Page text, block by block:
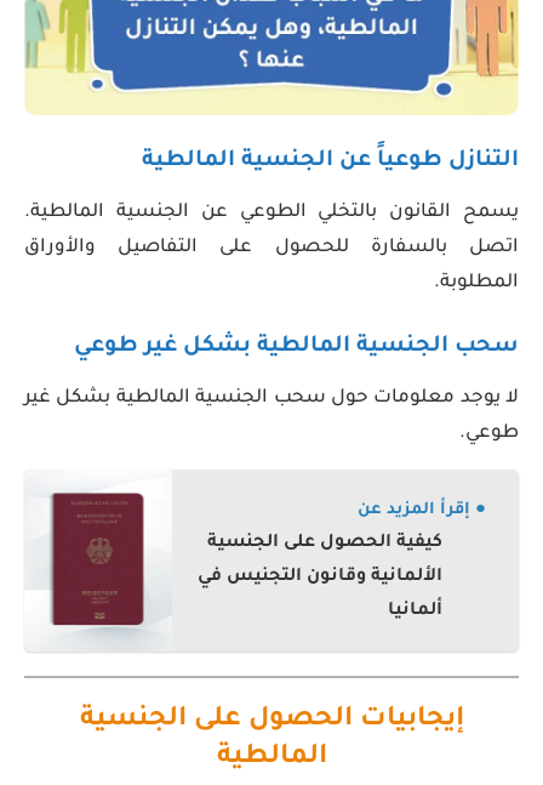
التنازل طوعياً عن الجنسية المالطية
يسمح القانون بالتخلي الطوعي عن الجنسية المالطية.
اتصل بالسفارة للحصول على التفاصيل والأوراق
المطلوبة.
سحب الجنسية المالطية بشكل غير طوعي
لا يوجد معلومات حول سحب الجنسية المالطية بشكل غير
طوعي.
● إقرأ المزيد عن
كيفية الحصول على الجنسية
الألمانية وقانون التجنيس في
ألمانيا
إيجابيات الحصول على الجنسية
المالطية